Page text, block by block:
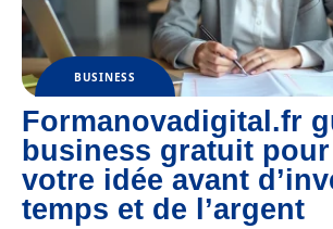
BUSINESS
Formanovadigital.fr
business gratuit
votre idée avant
temps et de l’argent